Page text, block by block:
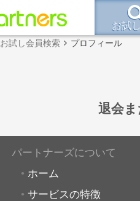
お試
お試し会員検索 プロフィール
退会
パートナーズについて
ホーム
サービスの特徴